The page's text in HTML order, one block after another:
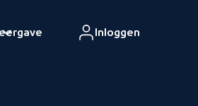
Inloggen